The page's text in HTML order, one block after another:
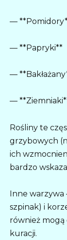
—
— **Papryki**
—
—
Rośliny te
grzybowych
ich
bardzo
Inne warzywa
szpinak) i
również mogą
kuracji.